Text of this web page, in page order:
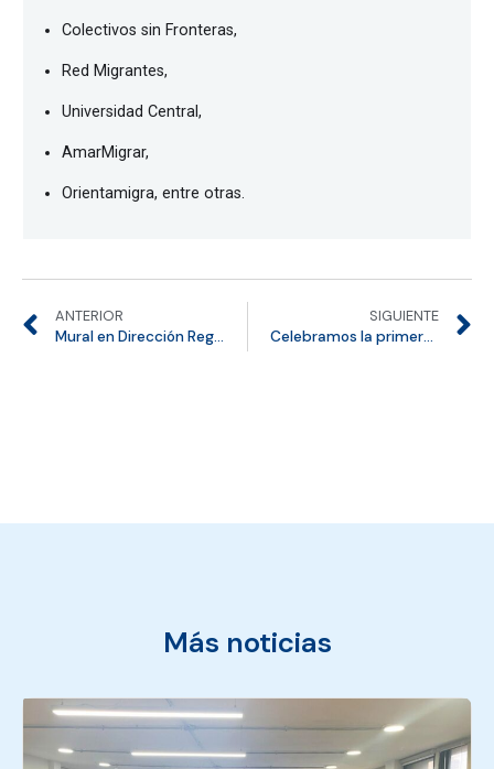
Colectivos sin Fronteras,
Red Migrantes,
Universidad Central,
AmarMigrar,
Orientamigra, entre otras.
ANTERIOR
Mural en Dirección Regional de Los Ríos celebra a las mujeres migrantes
SIGUIENTE
Celebramos la primera Jornada de asistencia técnica interinstitucional por la niñez y adolescencia
Más noticias